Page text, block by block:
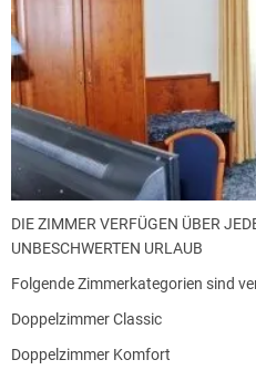
DIE ZIMMER VERFÜGEN ÜBER
UNBESCHWERTEN URLAUB
Folgende Zimmerkategorien sind
Doppelzimmer Classic
Doppelzimmer Komfort